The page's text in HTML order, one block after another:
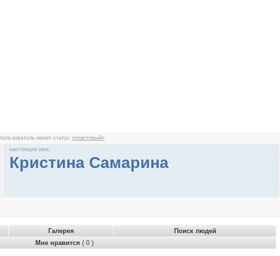
пользователь имеет статус«трастовый»
настоящее имя:
Кристина Самарина
Галерея
Поиск людей
Мне нравится ( 0 )